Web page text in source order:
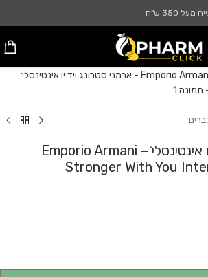
350 ש"ח
ארמני סטרונג ויד יו אינטינסליׁ – Emporio Armani
Stronger With You